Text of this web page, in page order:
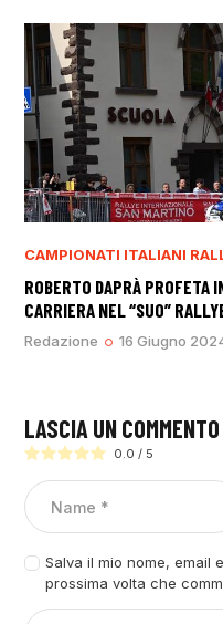
CAMPIONATI ITALIANI
ROBERTO DAPRÀ PROFETA
CARRIERA NEL “SUO”
Redazione 16 Giugno
LASCIA UN COMMENTO
0.0 / 5
Salva il mio nome, email
prossima volta che